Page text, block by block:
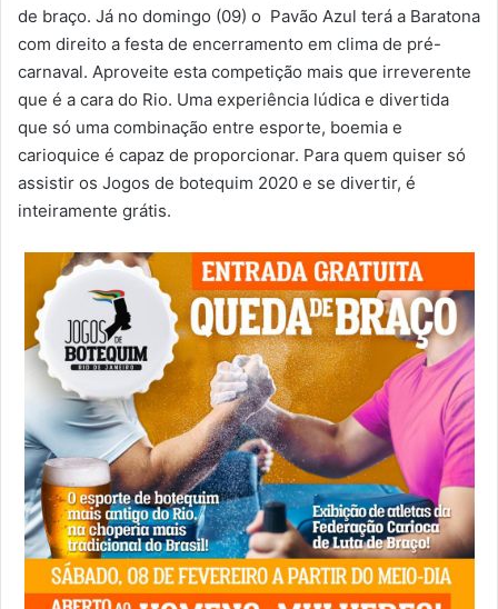
de braço. Já no domingo (09)​ o Pavão Azul​ terá a ​Baratona
com direito a festa de encerramento em clima de pré-
carnaval. Aproveite esta competição mais que irreverente
que é a cara do Rio. Uma experiência lúdica e divertida
que só uma combinação entre esporte, boemia e
carioquice é capaz de proporcionar. Para quem quiser só
assistir os Jogos de botequim 2020 e se divertir, é
inteiramente grátis.